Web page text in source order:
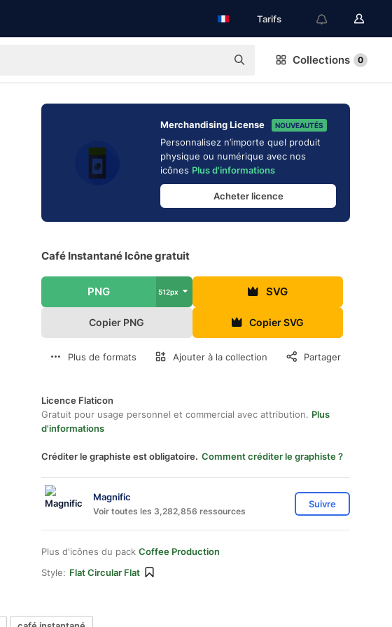
Tarifs
Collections 0
Merchandising License NOUVEAUTÉS
Personnalisez n’importe quel produit
physique ou numérique avec nos
icônes Plus d'informations
Acheter licence
Café Instantané Icône gratuit
PNG 512px SVG
Copier PNG Copier SVG
Plus de formats Ajouter à la collection Partager
Licence Flaticon
Gratuit pour usage personnel et commercial avec attribution. Plus
d'informations
Créditer le graphiste est obligatoire. Comment créditer le graphiste ?
Magnific
Voir toutes les 3,282,856 ressources
Suivre
Plus d'icônes du pack Coffee Production
Style: Flat Circular Flat